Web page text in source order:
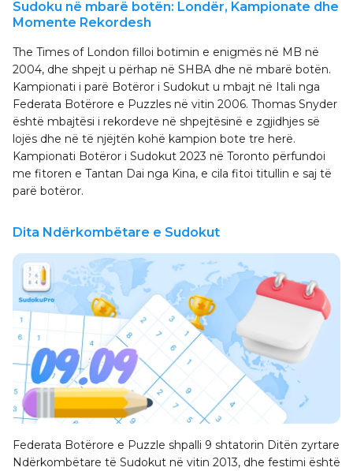
Sudoku në mbarë botën: Londër, Kampionate dhe
Momente Rekordesh
The Times of London filloi botimin e enigmës në MB në
2004, dhe shpejt u përhap në SHBA dhe në mbarë botën.
Kampionati i parë Botëror i Sudokut u mbajt në Itali nga
Federata Botërore e Puzzles në vitin 2006. Thomas Snyder
është mbajtësi i rekordeve në shpejtësinë e zgjidhjes së
lojës dhe në të njëjtën kohë kampion bote tre herë.
Kampionati Botëror i Sudokut 2023 në Toronto përfundoi
me fitoren e Tantan Dai nga Kina, e cila fitoi titullin e saj të
parë botëror.
Dita Ndërkombëtare e Sudokut
Federata Botërore e Puzzle shpalli 9 shtatorin Ditën zyrtare
Ndërkombëtare të Sudokut në vitin 2013, dhe festimi është